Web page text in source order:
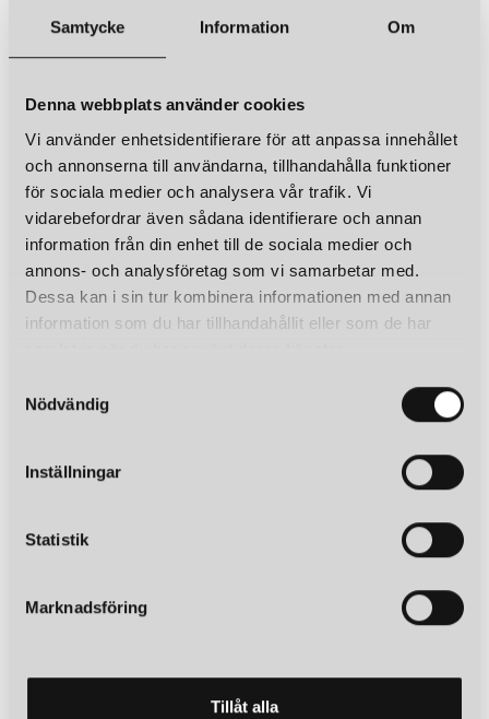
Samtycke Information Om
Denna webbplats använder cookies
Vi använder enhetsidentifierare för att anpassa innehållet
och annonserna till användarna, tillhandahålla funktioner
för sociala medier och analysera vår trafik. Vi
vidarebefordrar även sådana identifierare och annan
information från din enhet till de sociala medier och
annons- och analysföretag som vi samarbetar med.
Dessa kan i sin tur kombinera informationen med annan
information som du har tillhandahållit eller som de har
Nödvändig
Inställningar
Statistik
Marknadsföring
Tillåt alla